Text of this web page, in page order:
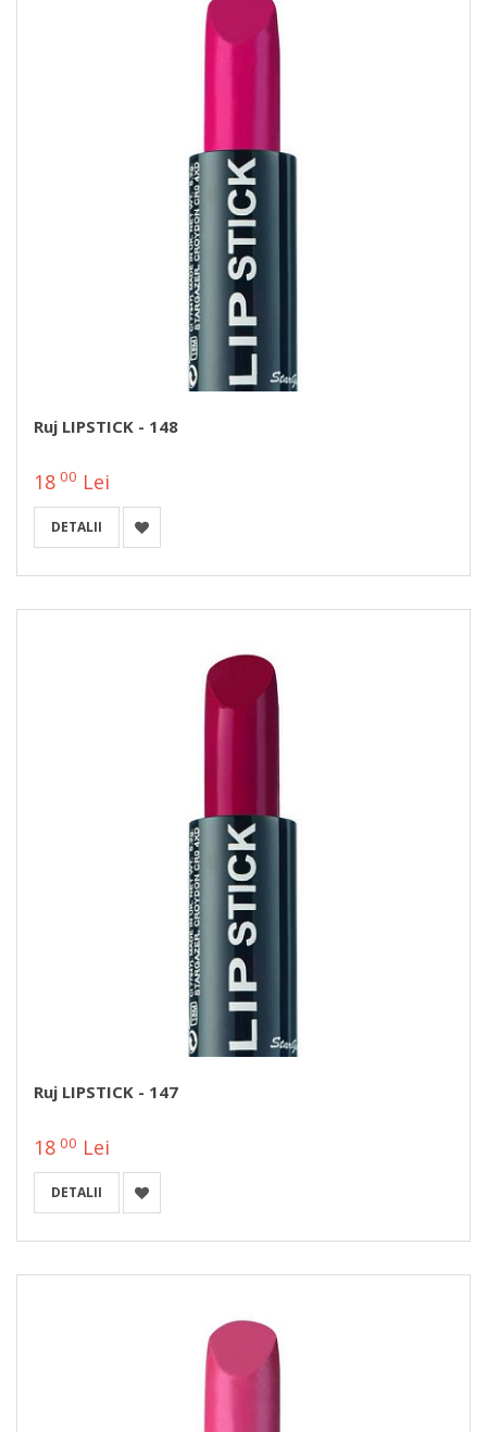
Ruj LIPSTICK - 148
18 00 Lei
DETALII
Ruj LIPSTICK - 147
18 00 Lei
DETALII